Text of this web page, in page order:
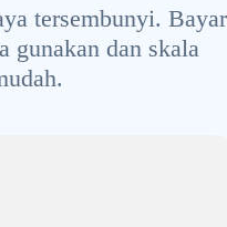
tersembunyi. Bayar
gunakan dan skala